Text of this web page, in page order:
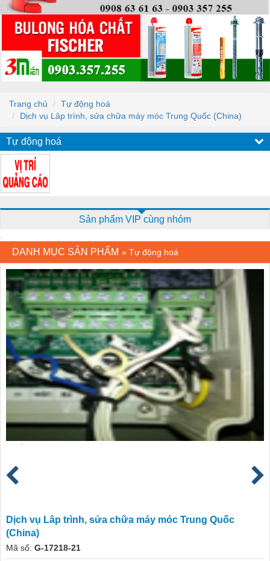
Trang chủ
Tự động hoá
Dịch vụ Lâp trình, sửa chữa máy móc Trung Quốc (China)
Tự động hoá
Sản phẩm VIP cùng nhóm
DANH MỤC SẢN PHẨM » Tự động hoá
Dịch vụ Lâp trình, sửa chữa máy móc Trung Quốc
(China)
Mã số: G-17218-21